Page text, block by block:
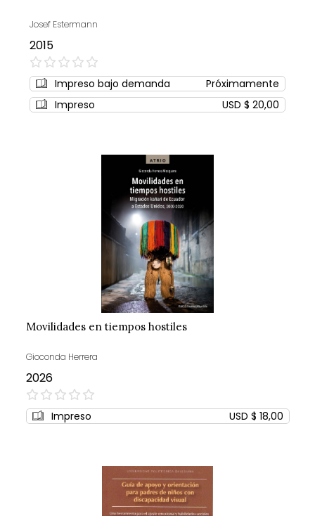
Josef Estermann
2015
0%
Impreso bajo demanda
Próximamente
Impreso
USD $ 20,00
Movilidades en tiempos hostiles
Gioconda Herrera
2026
0%
Impreso USD $ 18,00